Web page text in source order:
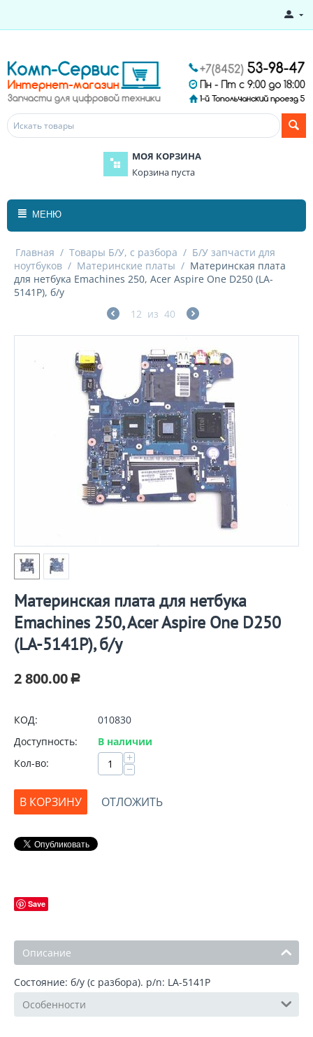
МОЯ КОРЗИНА
Корзина пуста
МЕНЮ
Главная / Товары Б/У, с разбора / Б/У запчасти для
ноутбуков / Материнские платы / Материнская плата
для нетбука Emachines 250, Acer Aspire One D250 (LA-
5141P), б/у
12 из 40
Материнская плата для нетбука
Emachines 250, Acer Aspire One D250
(LA-5141P), б/у
2 800.00 Р
КОД:
010830
Доступность:
В наличии
Кол-во:
+
−
В КОРЗИНУ ОТЛОЖИТЬ
Save
Описание
Состояние: б/у (с разбора). p/n: LA-5141P
Особенности